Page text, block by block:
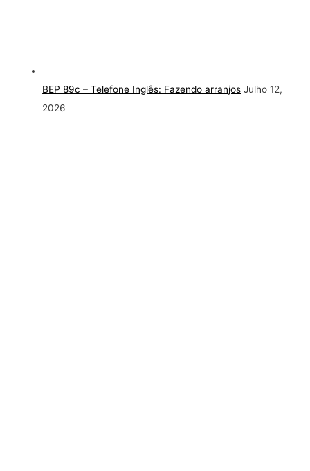
BEP 89c – Telefone Inglês: Fazendo arranjos Julho 12,
2026